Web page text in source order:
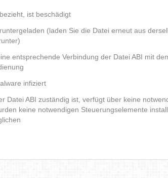
ist beschädigt
(laden Sie die Datei erneut aus
entsprechende Verbindung der Datei ABI mit
infiziert
Datei ABI zuständig ist, verfügt über keine
keine notwendigen Steuerungselemente